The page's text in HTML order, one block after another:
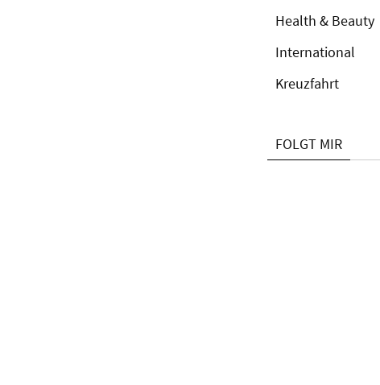
Health & Beauty
International
Kreuzfahrt
FOLGT MIR